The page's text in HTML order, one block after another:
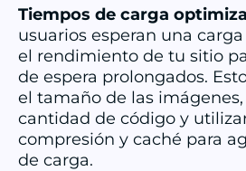
Tiempos de carga
usuarios esperan una
el rendimiento de tu sitio
de espera prolongados.
el tamaño de las
cantidad de código y
compresión y caché para
de carga.